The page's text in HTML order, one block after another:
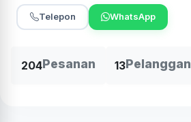
Telepon WhatsApp
204Pesanan 13Pelanggan